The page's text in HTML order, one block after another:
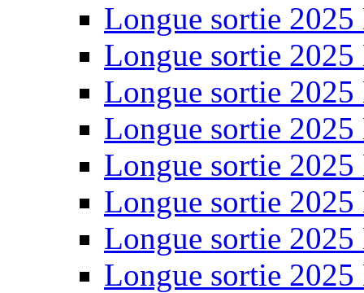
Longue sortie 2025
Longue sortie 2025
Longue sortie 2025
Longue sortie 2025
Longue sortie 2025
Longue sortie 2025
Longue sortie 2025
Longue sortie 2025